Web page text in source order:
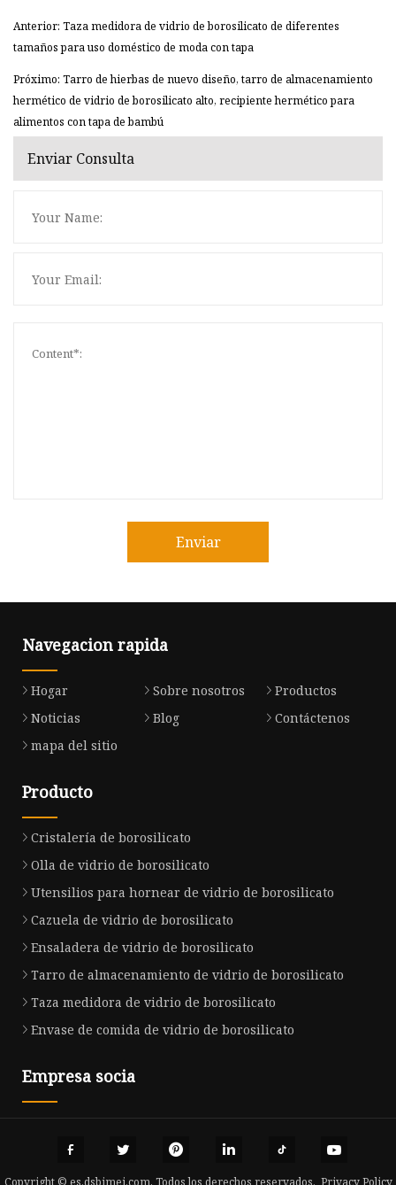
Anterior: Taza medidora de vidrio de borosilicato de diferentes
tamaños para uso doméstico de moda con tapa
Próximo: Tarro de hierbas de nuevo diseño, tarro de almacenamiento
hermético de vidrio de borosilicato alto, recipiente hermético para
alimentos con tapa de bambú
Enviar Consulta
Enviar
Navegacion rapida
Hogar Sobre nosotros
Productos
Noticias
Blog
Contáctenos
mapa del sitio
Producto
Cristalería de borosilicato
Olla de vidrio de borosilicato
Utensilios para hornear de vidrio de borosilicato
Cazuela de vidrio de borosilicato
Ensaladera de vidrio de borosilicato
Tarro de almacenamiento de vidrio de borosilicato
Taza medidora de vidrio de borosilicato
Envase de comida de vidrio de borosilicato
Empresa socia
Copyright © es.dsbimei.com, Todos los derechos reservados. Privacy Policy